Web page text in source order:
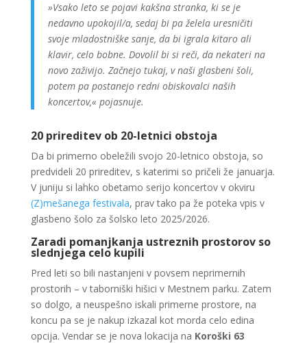
»Vsako leto se pojavi kakšna stranka, ki se je
nedavno upokojil/a, sedaj bi pa želela uresničiti
svoje mladostniške sanje, da bi igrala kitaro ali
klavir, celo bobne. Dovolil bi si reči, da nekateri na
novo zaživijo. Začnejo tukaj, v naši glasbeni šoli,
potem pa postanejo redni obiskovalci naših
koncertov,« pojasnuje.
20 prireditev ob 20-letnici obstoja
Da bi primerno obeležili svojo 20-letnico obstoja, so
predvideli 20 prireditev, s katerimi so pričeli že januarja.
V juniju si lahko obetamo serijo koncertov v okviru
(Z)mešanega festivala, prav tako pa že poteka vpis v
glasbeno šolo za šolsko leto 2025/2026.
Zaradi pomanjkanja ustreznih prostorov so
slednjega celo kupili
Pred leti so bili nastanjeni v povsem neprimernih
prostorih – v taborniški hišici v Mestnem parku. Zatem
so dolgo, a neuspešno iskali primerne prostore, na
koncu pa se je nakup izkazal kot morda celo edina
opcija. Vendar se je nova lokacija na Koroški 63